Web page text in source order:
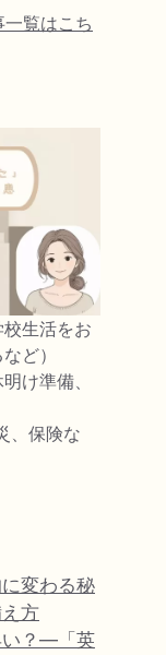
覧はこち
生活をお
ど）
け準備、
、保険な
変わる秘
方
い？―「英